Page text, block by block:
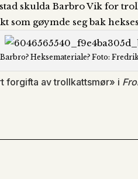
skulda Barbro Vik for
som gøymde seg bak
Barbro? Heksemateriale? Foto: Fredrik
forgifta av trollkattsmør» i